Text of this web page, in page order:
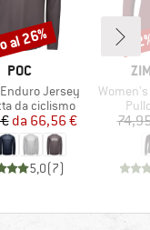
MARCHIO
POC
Jersey
di prodotti
da ciclismo
Prezzo
Prezzo ridotto
da 66,56 €
5,0(7)
al 26%
Articolo